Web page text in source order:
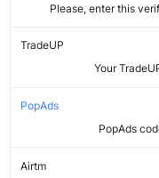
Please, enter this
TradeUP
Your
PopAds
PopAds
Airtm